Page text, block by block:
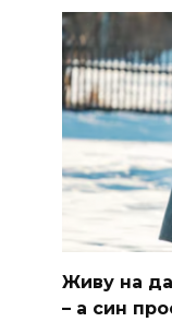
Живу на
– а син